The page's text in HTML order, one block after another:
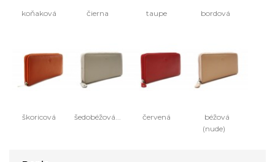
koňaková čierna taupe bordová
škoricová šedobéžová... červená
béžová
(nude)